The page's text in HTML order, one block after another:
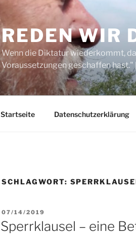
REDEN WIR
Wenn die Diktatur wiederkommt,
Voraussetzungen geschaffen hast."
Startseite Datenschutzerklärung
SCHLAGWORT:
VERÖFFENTLICHT
AM
07/14/2019
Sperrklausel – eine